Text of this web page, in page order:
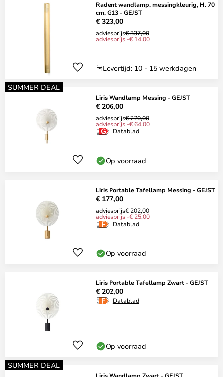
Radent wandlamp, messingkleurig, H. 70
cm, G13 - GEJST
€ 323,00
adviesprijs€ 337,00
adviesprijs -€ 14,00
Levertijd: 10 - 15 werkdagen
SUMMER DEAL
Liris Wandlamp Messing - GEJST
€ 206,00
adviesprijs€ 270,00
adviesprijs -€ 64,00
Datablad
Op voorraad
Liris Portable Tafellamp Messing - GEJST
€ 177,00
adviesprijs€ 202,00
adviesprijs -€ 25,00
Datablad
Op voorraad
Liris Portable Tafellamp Zwart - GEJST
€ 202,00
Datablad
Op voorraad
SUMMER DEAL
Liris Wandlamp Zwart - GEJST